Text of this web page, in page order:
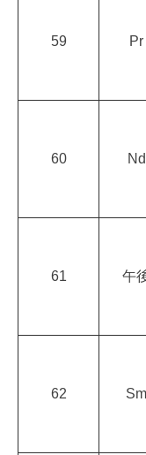
59 Pr
60 Nd
61 午
62 Sm